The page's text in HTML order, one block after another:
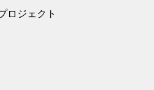
ロジェクト